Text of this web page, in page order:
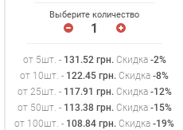
Выберите количество
от 5шт. - 131.52 грн. Скидка -2%
от 10шт. - 122.45 грн. Скидка -8%
от 25шт. - 117.91 грн. Скидка -12%
от 50шт. - 113.38грн. Скидка -15%
от 100шт. - 108.84 грн. Скидка -19%